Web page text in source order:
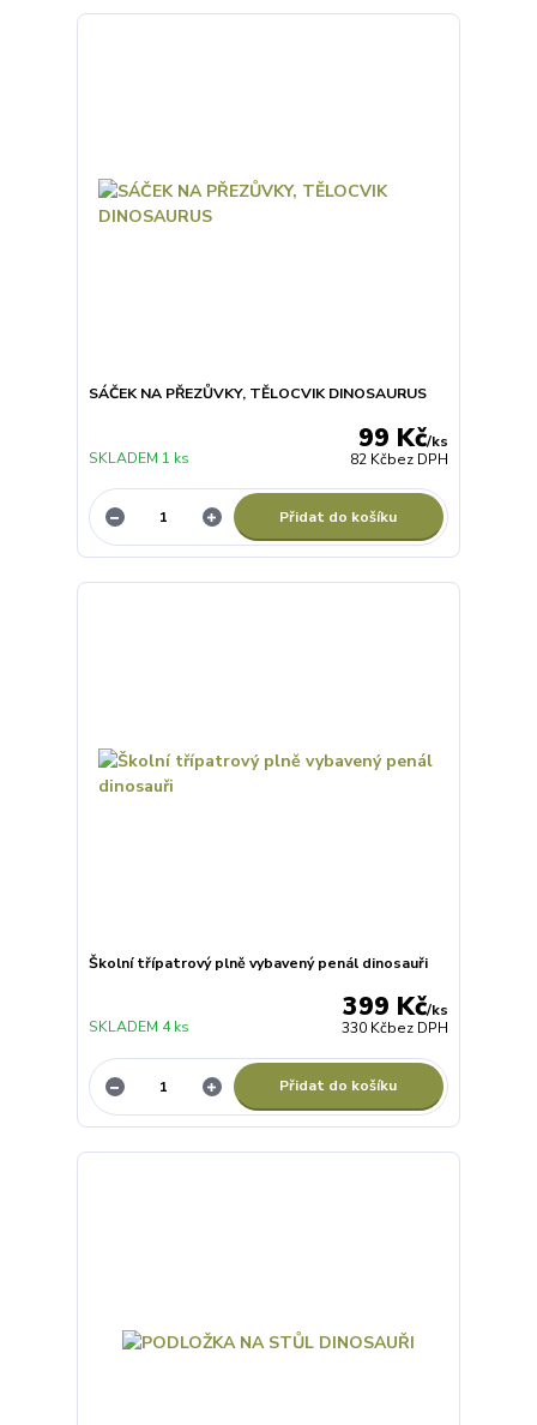
SÁČEK NA PŘEZŮVKY, TĚLOCVIK DINOSAURUS
99 Kč/ks
82 Kčbez DPH
SKLADEM 1 ks
Přidat do košíku
Školní třípatrový plně vybavený penál dinosauři
399 Kč/ks
330 Kčbez DPH
SKLADEM 4 ks
Přidat do košíku